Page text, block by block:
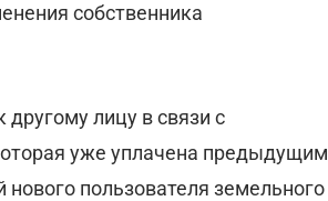
собственника
лицу в связи с
уже уплачена предыдущим
пользователя земельного